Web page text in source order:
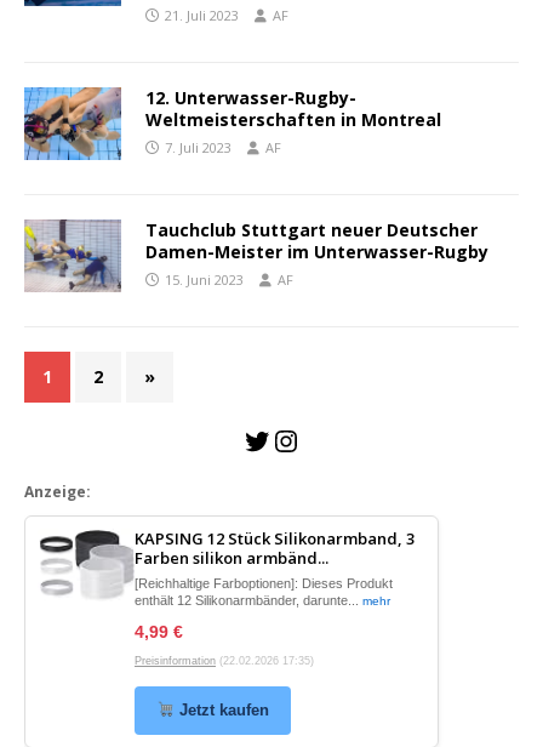
21. Juli 2023 AF
12. Unterwasser-Rugby-
Weltmeisterschaften in Montreal
7. Juli 2023 AF
Tauchclub Stuttgart neuer Deutscher
Damen-Meister im Unterwasser-Rugby
15. Juni 2023 AF
1 2 »
Anzeige:
KAPSING 12 Stück Silikonarmband, 3
Farben silikon armbänd...
[Reichhaltige Farboptionen]: Dieses Produkt
enthält 12 Silikonarmbänder, darunte... mehr
4,99 €
Preisinformation (22.02.2026 17:35)
Jetzt kaufen